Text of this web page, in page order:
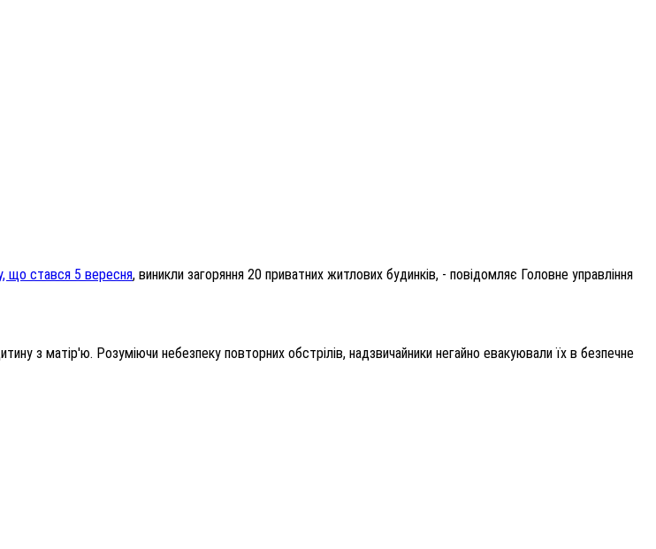
що стався 5 вересня, виникли загоряння 20 приватних житлових будинків, - повідомляє Головне управління
з матір'ю. Розуміючи небезпеку повторних обстрілів, надзвичайники негайно евакуювали їх в безпечне